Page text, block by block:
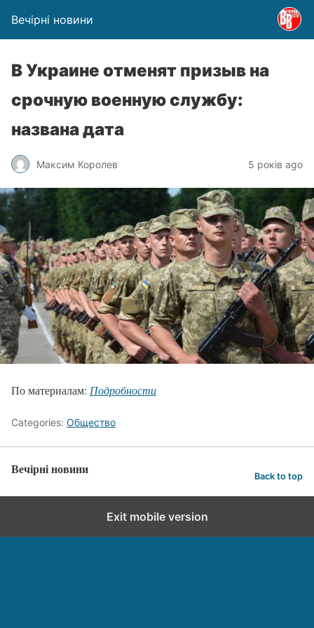
Вечірні новини
В Украине отменят призыв на
срочную военную службу:
названа дата
Максим Королев 5 років ago
По материалам: Подробности
Categories: Общество
Вечірні новини Back to top
Exit mobile version